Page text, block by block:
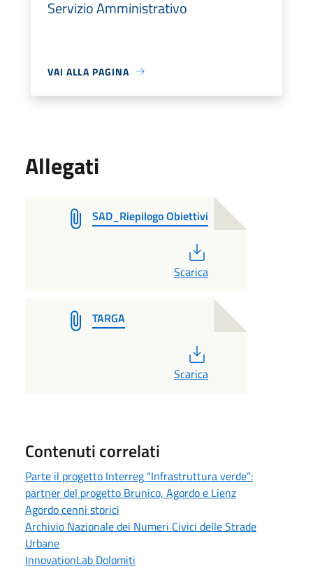
Servizio Amministrativo
VAI ALLA PAGINA
Allegati
SAD_Riepilogo Obiettivi
Scarica
TARGA
Scarica
Contenuti correlati
Parte il progetto Interreg “Infrastruttura verde”:
partner del progetto Brunico, Agordo e Lienz
Agordo cenni storici
Archivio Nazionale dei Numeri Civici delle Strade
Urbane
InnovationLab Dolomiti